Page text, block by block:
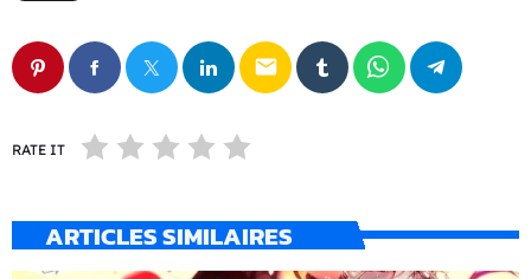
email
RATE IT
ARTICLES SIMILAIRES